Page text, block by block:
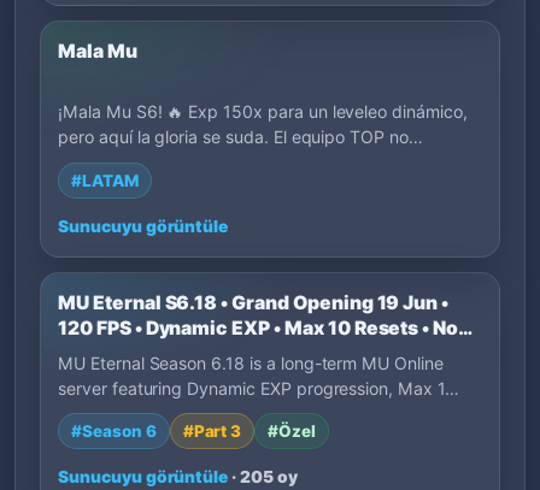
Mala Mu
¡Mala Mu S6! 🔥 Exp 150x para un leveleo dinámico,
pero aquí la gloria se suda. El equipo TOP no…
#LATAM
Sunucuyu görüntüle
MU Eternal S6.18 • Grand Opening 19 Jun •
120 FPS • Dynamic EXP • Max 10 Resets • No
P2W
MU Eternal Season 6.18 is a long-term MU Online
server featuring Dynamic EXP progression, Max 1…
#Season 6 #Part 3 #Özel
Sunucuyu görüntüle · 205 oy